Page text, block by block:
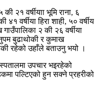
२१ वर्षीयाा भूमि राना, ६
वर्षीया हिरा शाही, ५० वर्षीय
२ की २६ वर्षीया
बुढाथोकी र कुमाख
रहेको उहाँले बताउनु भयो ।
उपचार भइरहेको
पल्टिएको हुन सक्ने प्रहरीको